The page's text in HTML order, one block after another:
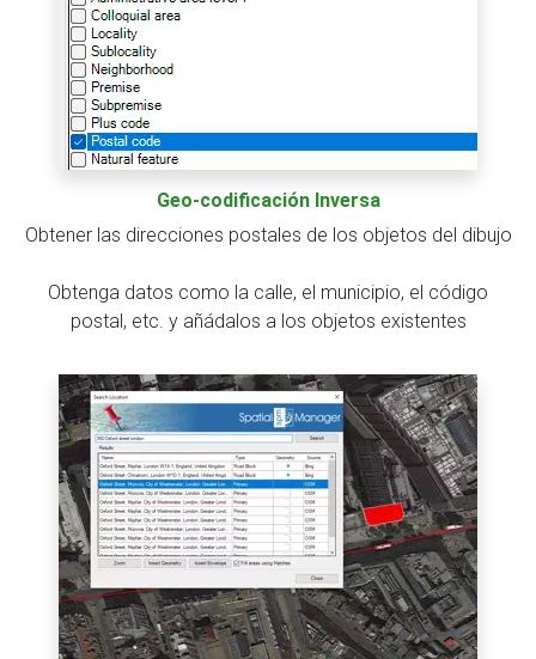
Geo-codificación Inversa
Obtener las direcciones postales de los objetos del dibujo
Obtenga datos como la calle, el municipio, el código
postal, etc. y añádalos a los objetos existentes